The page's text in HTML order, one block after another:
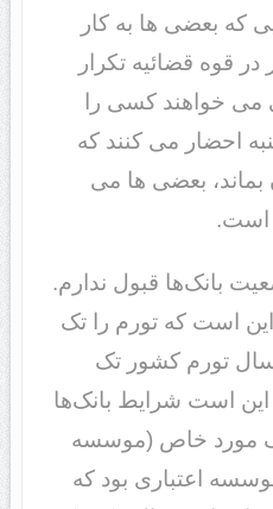
که بعضی ها به کار
در قوه قضائیه تکرار
خواهند کسی را
احضار می کنند که
بعضی ها می
است.
بانک‌ها قبول ندارم.
است که تورم را تک
کرده. پس از ۲۶ سال تورم کشور تک
است شرایط بانک‌ها
مورد خاص (موسسه
اعتباری بود که